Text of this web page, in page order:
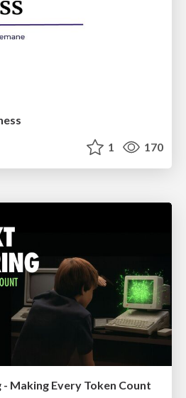
1 170
Making Every Token Count